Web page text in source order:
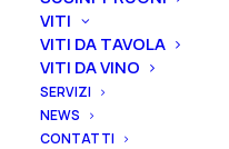
VITI
VITI DA TAVOLA
VITI DA VINO
SERVIZI
NEWS
CONTATTI
"Hua
er
qiao"
(Bellezze
Gemelle
Ordina subito
Puoi acquistare ora
indicando la
quantità